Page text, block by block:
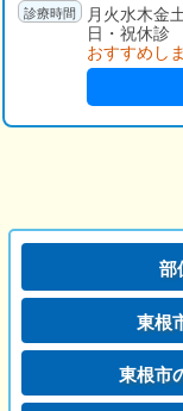
月火水木金
日・祝休
おすすめし
部
東根
東根市